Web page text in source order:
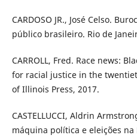
CARDOSO JR., José Celso.
público brasileiro. Rio de
CARROLL, Fred. Race news:
for racial justice in the
of Illinois Press, 2017.
CASTELLUCCI, Aldrin
máquina política e eleições